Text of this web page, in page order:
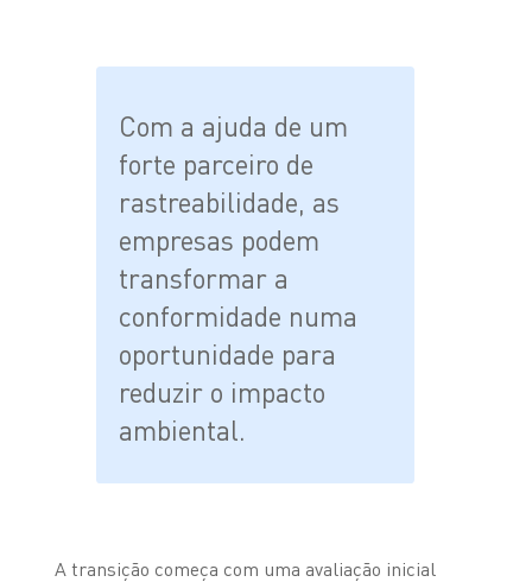
Com a ajuda de um
forte parceiro de
rastreabilidade, as
empresas podem
transformar a
conformidade numa
oportunidade para
reduzir o impacto
ambiental.
A transição começa com uma avaliação inicial